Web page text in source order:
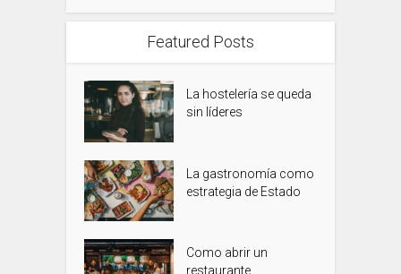
Featured Posts
La hostelería se queda
sin líderes
La gastronomía como
estrategia de Estado
Como abrir un
restaurante